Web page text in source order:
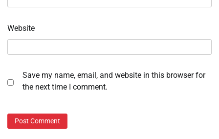
Website
Save my name, email, and website in this browser for
the next time I comment.